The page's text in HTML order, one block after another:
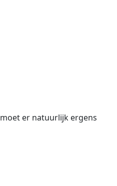
er natuurlijk ergens